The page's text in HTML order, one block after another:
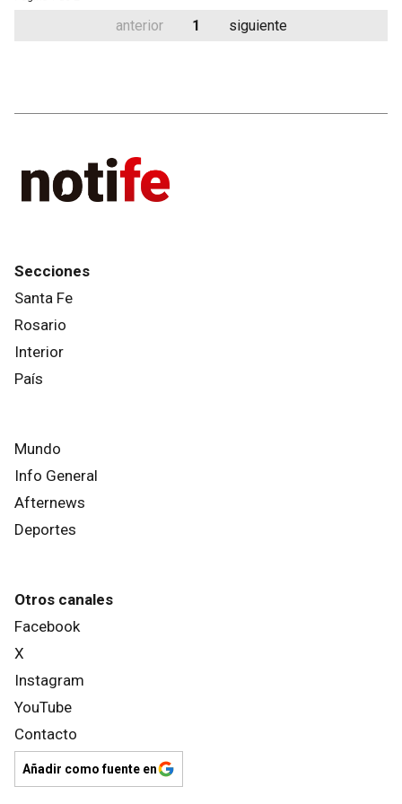
anterior 1 siguiente
Secciones
Santa Fe
Rosario
Interior
País
Mundo
Info General
Afternews
Deportes
Otros canales
Facebook
X
Instagram
YouTube
Contacto
Añadir como fuente en